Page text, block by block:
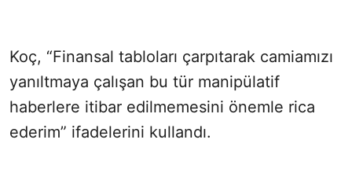
Koç, “Finansal tabloları çarpıtarak camiamızı
yanıltmaya çalışan bu tür manipülatif
haberlere itibar edilmemesini önemle rica
ederim” ifadelerini kullandı.